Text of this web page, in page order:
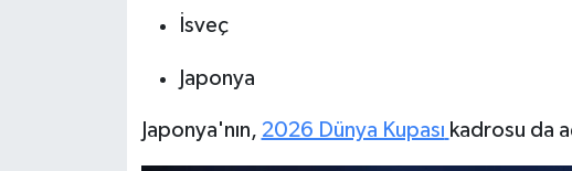
İsveç
Japonya
Japonya'nın, 2026 Dünya Kupası kadrosu da